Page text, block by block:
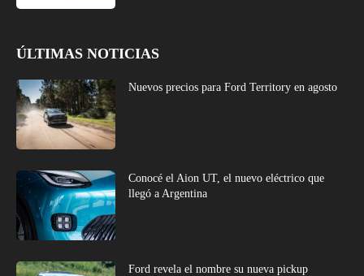
ÚLTIMAS NOTICIAS
Nuevos precios para Ford Territory en agosto
Conocé el Aion UT, el nuevo eléctrico que
llegó a Argentina
Ford revela el nombre su nueva pickup